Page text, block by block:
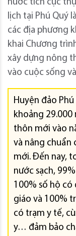
nước tích cực
lịch tại Phú Quý
các địa phương
khai Chương
xây dựng nông
vào cuộc sống
Huyện đảo
khoảng
thôn mới vào
và nâng chuẩn
mới. Đến nay,
nước sạch,
100% số hộ có
giáo và 100%
có trạm y tế,
y… đảm bảo